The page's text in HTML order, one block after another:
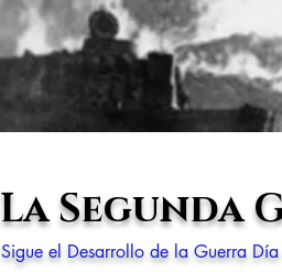
La Segunda
Sigue el Desarrollo de la Guerra